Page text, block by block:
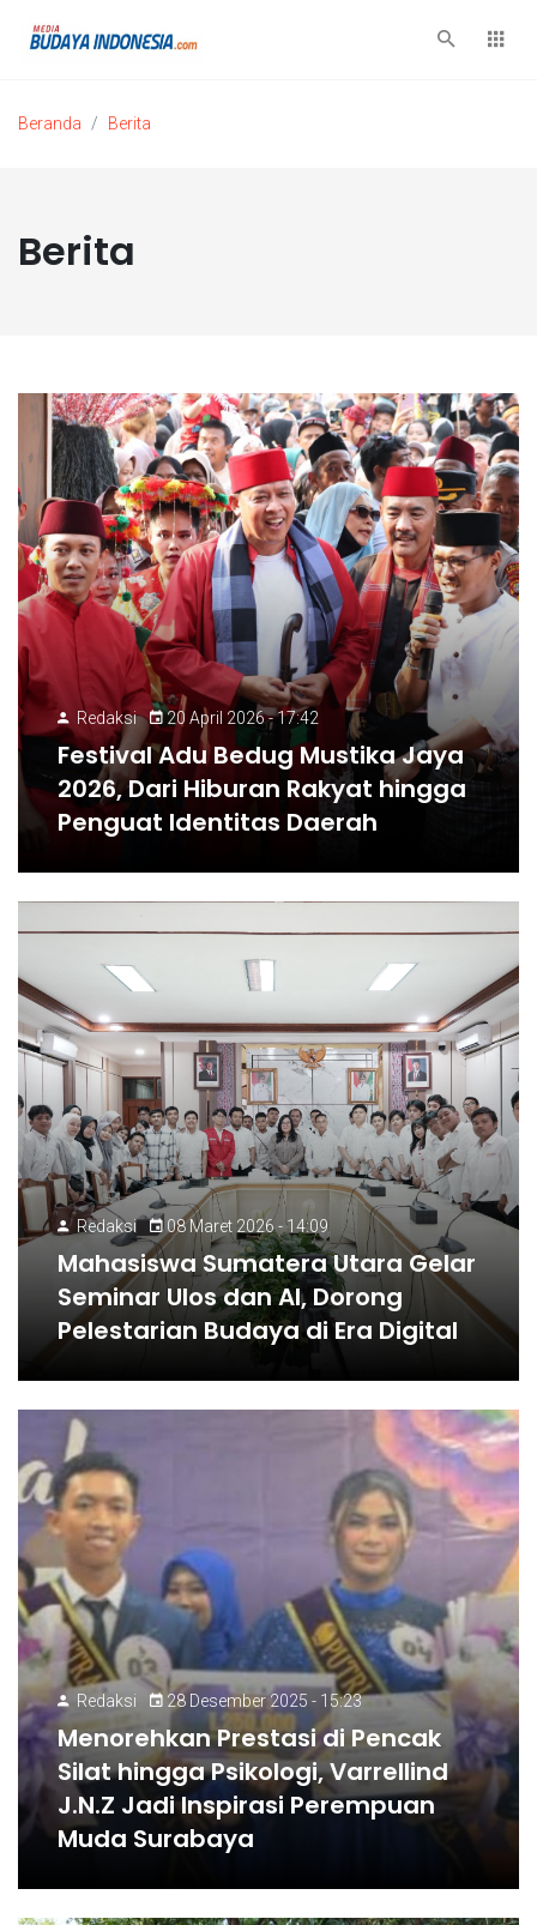
Beranda Berita
Berita
Redaksi 20 April 2026 - 17:42
Festival Adu Bedug Mustika Jaya
2026, Dari Hiburan Rakyat hingga
Penguat Identitas Daerah
Redaksi 08 Maret 2026 - 14:09
Mahasiswa Sumatera Utara Gelar
Seminar Ulos dan AI, Dorong
Pelestarian Budaya di Era Digital
Redaksi 28 Desember 2025 - 15:23
Menorehkan Prestasi di Pencak
Silat hingga Psikologi, Varrellind
J.N.Z Jadi Inspirasi Perempuan
Muda Surabaya